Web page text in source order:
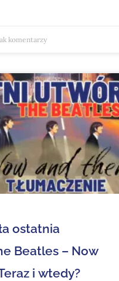
komentarzy
ostatnia
Beatles – Now
i wtedy?